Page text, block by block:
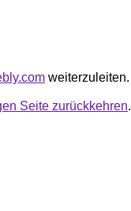
weiterzuleiten.
Seite zurückkehren.